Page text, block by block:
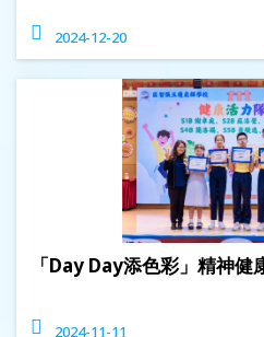
2024-12-20
「Day Day添色彩」精神健
2024-11-11